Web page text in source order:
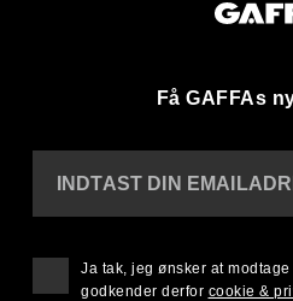
Få GAFFAs
INDTAST DIN
Ja tak, jeg ønsker at
godkender derfor cookie &